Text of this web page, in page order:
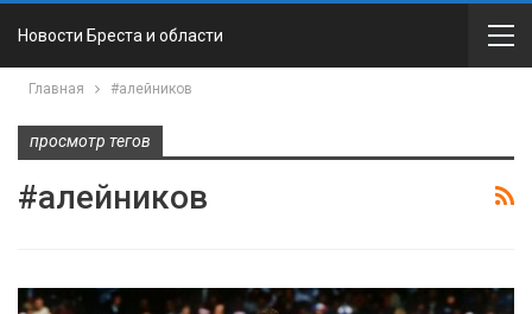
Новости Бреста и области
Главная #алейников
просмотр тегов
#алейников